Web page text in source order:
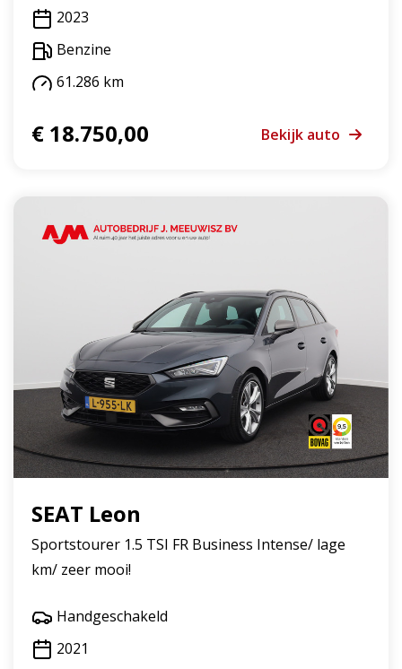
2023
Benzine
61.286 km
€ 18.750,00 Bekijk auto
SEAT Leon
Sportstourer 1.5 TSI FR Business Intense/ lage
km/ zeer mooi!
Handgeschakeld
2021